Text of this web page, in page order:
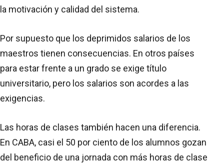
la motivación y calidad del sistema.
Por supuesto que los deprimidos salarios de los
maestros tienen consecuencias. En otros países
para estar frente a un grado se exige título
universitario, pero los salarios son acordes a las
exigencias.
Las horas de clases también hacen una diferencia.
En CABA, casi el 50 por ciento de los alumnos gozan
del beneficio de una jornada con más horas de clase